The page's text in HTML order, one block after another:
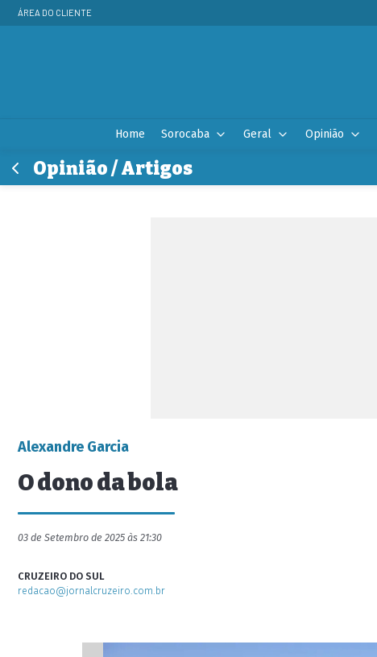
ÁREA DO CLIENTE
Home Sorocaba Geral Opinião
Opinião / Artigos
Alexandre Garcia
O dono da bola
03 de Setembro de 2025 às 21:30
CRUZEIRO DO SUL
redacao@jornalcruzeiro.com.br